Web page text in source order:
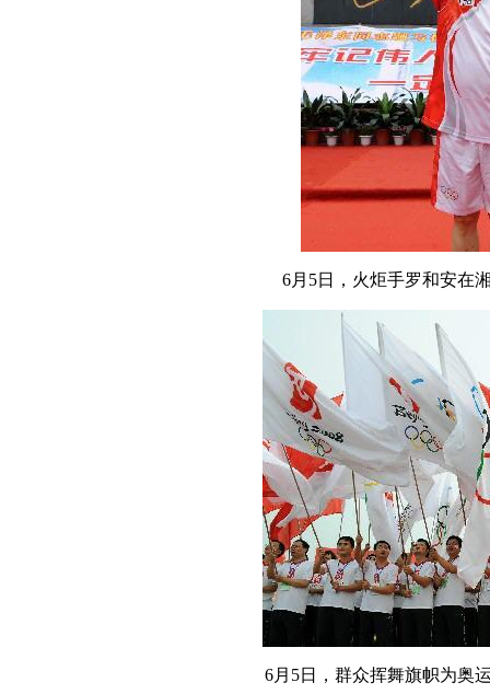
6月5日，火炬手罗和安在
6月5日，群众挥舞旗帜为奥